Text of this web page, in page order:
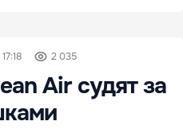
2 035
Air судят за